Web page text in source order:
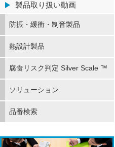
製品取り扱い動画
防振・緩衝・制音製品
熱設計製品
腐食リスク判定 Silver Scale ™
ソリューション
品番検索